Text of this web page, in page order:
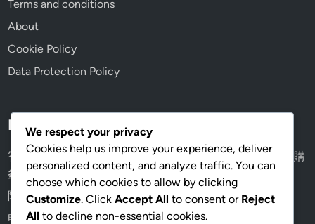
Terms and conditions
About
Cookie Policy
Data Protection Policy
Recent Posts
智能手錶鏡面怎麼選？礦石玻璃 vs 藍寶石，香港通勤族選購
參考
隐形眼镜: 舒适度, 视觉效果, 适用场合
电脑眼镜: 减少眩光, 提高工作效率, 视觉舒适
We respect your privacy
Cookies help us improve your experience, deliver
personalized content, and analyze traffic. You can
choose which cookies to allow by clicking
Customize. Click Accept All to consent or Reject
All to decline non-essential cookies.